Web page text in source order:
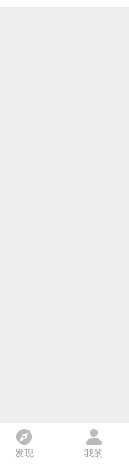
发现 我的